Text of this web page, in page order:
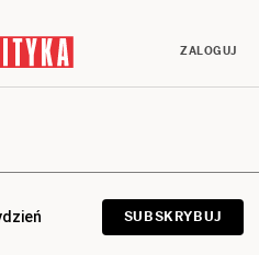
ZALOGUJ
SUBSKRYBUJ